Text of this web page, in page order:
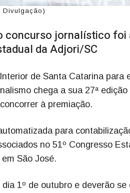
Divulgação)
concurso jornalístico foi
da Adjori/SC
de Santa Catarina para
chega a sua 27ª
à premiação.
para
no 51º Congresso
São José.
1º de outubro e deverão